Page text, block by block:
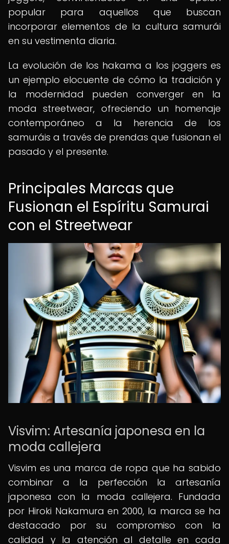
popular para aquellos que buscan
incorporar elementos de la cultura samurái
en su vestimenta diaria.
La evolución de los hakama a los joggers es
un ejemplo elocuente de cómo la tradición y
la modernidad pueden converger en la
moda streetwear, ofreciendo un homenaje
contemporáneo a la herencia de los
samuráis a través de prendas que fusionan el
pasado y el presente.
Principales Marcas que
Fusionan el Espíritu Samurai
con el Streetwear
Visvim: Artesanía japonesa en la
moda callejera
Visvim es una marca de ropa que ha sabido
combinar a la perfección la artesanía
japonesa con la moda callejera. Fundada
por Hiroki Nakamura en 2000, la marca se ha
destacado por su compromiso con la
calidad y la atención al detalle en cada